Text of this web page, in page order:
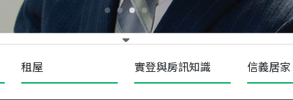
租屋 實登與房訊知識 信義居家